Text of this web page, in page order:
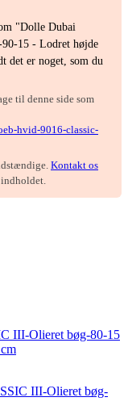
"Dolle Dubai
15 - Lodret højde
det er noget, som du
til denne side som
hvid-9016-classic-
Kontakt os
indholdet.
III-Olieret bøg-